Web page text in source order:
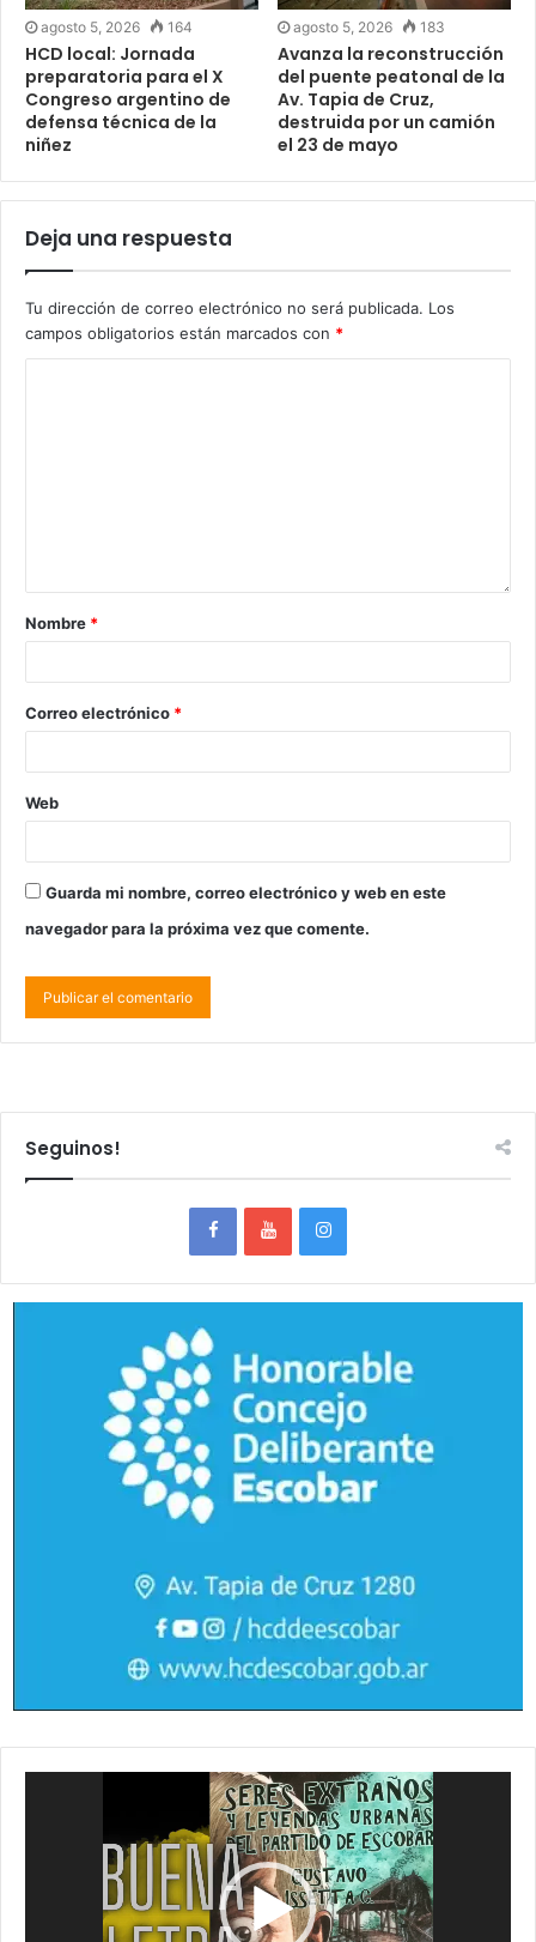
agosto 5, 2026 164
HCD local: Jornada
preparatoria para el X
Congreso argentino de
defensa técnica de la
niñez
agosto 5, 2026 183
Avanza la reconstrucción
del puente peatonal de la
Av. Tapia de Cruz,
destruida por un camión
el 23 de mayo
Deja una respuesta
Tu dirección de correo electrónico no será publicada. Los
campos obligatorios están marcados con *
Nombre *
Correo electrónico *
Web
Guarda mi nombre, correo electrónico y web en este
navegador para la próxima vez que comente.
Seguinos!